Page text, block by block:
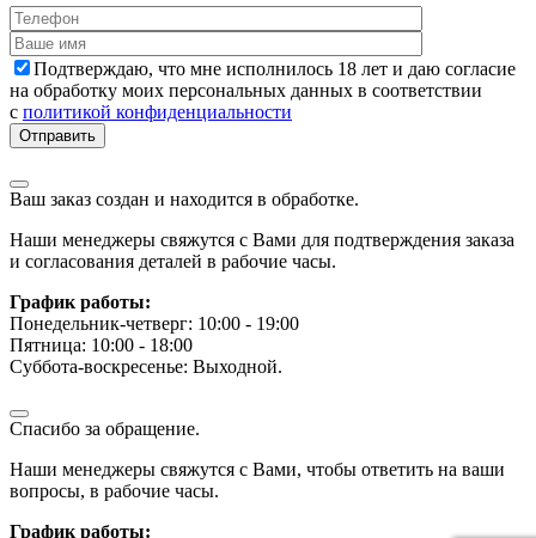
Подтверждаю, что мне исполнилось 18 лет и даю согласие
на обработку моих персональных данных в соответствии
с политикой конфиденциальности
Ваш заказ создан и находится в обработке.
Наши менеджеры свяжутся с Вами для подтверждения заказа
и согласования деталей в рабочие часы.
График работы:
Понедельник-четверг: 10:00 - 19:00
Пятница: 10:00 - 18:00
Суббота-воскресенье: Выходной.
Спасибо за обращение.
Наши менеджеры свяжутся с Вами, чтобы ответить на ваши
вопросы, в рабочие часы.
График работы: